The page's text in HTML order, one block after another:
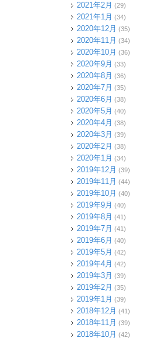
2021年2月 (29)
2021年1月 (34)
2020年12月 (35)
2020年11月 (34)
2020年10月 (36)
2020年9月 (33)
2020年8月 (36)
2020年7月 (35)
2020年6月 (38)
2020年5月 (40)
2020年4月 (38)
2020年3月 (39)
2020年2月 (38)
2020年1月 (34)
2019年12月 (39)
2019年11月 (44)
2019年10月 (40)
2019年9月 (40)
2019年8月 (41)
2019年7月 (41)
2019年6月 (40)
2019年5月 (42)
2019年4月 (42)
2019年3月 (39)
2019年2月 (35)
2019年1月 (39)
2018年12月 (41)
2018年11月 (39)
2018年10月 (42)